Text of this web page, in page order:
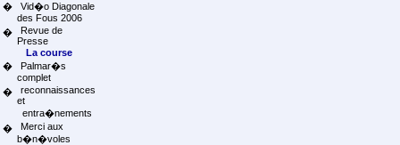
�
Vid�o Diagonale
des Fous 2006
�
Revue de
Presse
La course
�
Palmar�s
complet
�
reconnaissances
et
entra�nements
�
Merci aux
b�n�voles